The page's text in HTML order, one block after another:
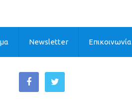
Newsletter Επικοινωνία